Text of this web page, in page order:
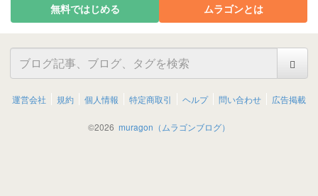
無料ではじめる ムラゴンとは
運営会社 規約 個人情報 特定商取引 ヘルプ 問い合わせ 広告掲載
©2026 muragon（ムラゴンブログ）